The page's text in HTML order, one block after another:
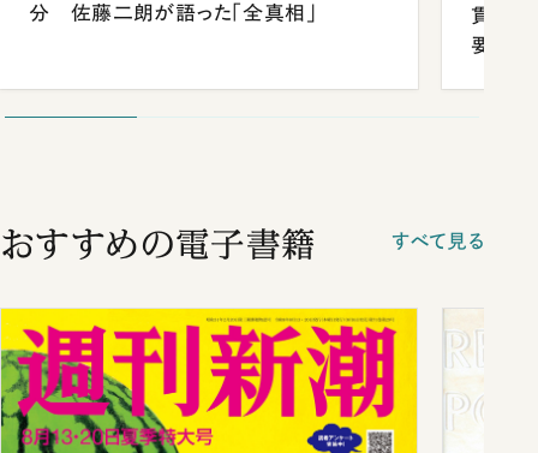
分 佐藤二朗が語った「全真相」
貫校へ
要だっ
おすすめの電子書籍 すべて見る